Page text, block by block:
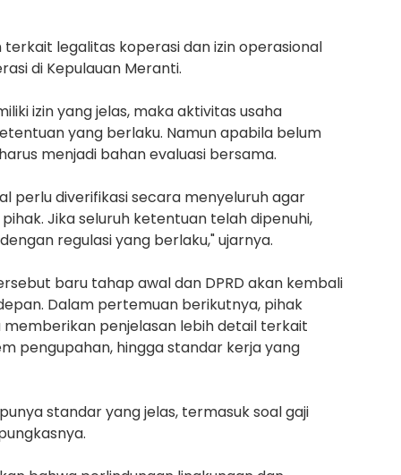
terkait legalitas koperasi dan izin operasional
di Kepulauan Meranti.
izin yang jelas, maka aktivitas usaha
yang berlaku. Namun apabila belum
menjadi bahan evaluasi bersama.
perlu diverifikasi secara menyeluruh agar
Jika seluruh ketentuan telah dipenuhi,
regulasi yang berlaku," ujarnya.
baru tahap awal dan DPRD akan kembali
Dalam pertemuan berikutnya, pihak
penjelasan lebih detail terkait
pengupahan, hingga standar kerja yang
standar yang jelas, termasuk soal gaji